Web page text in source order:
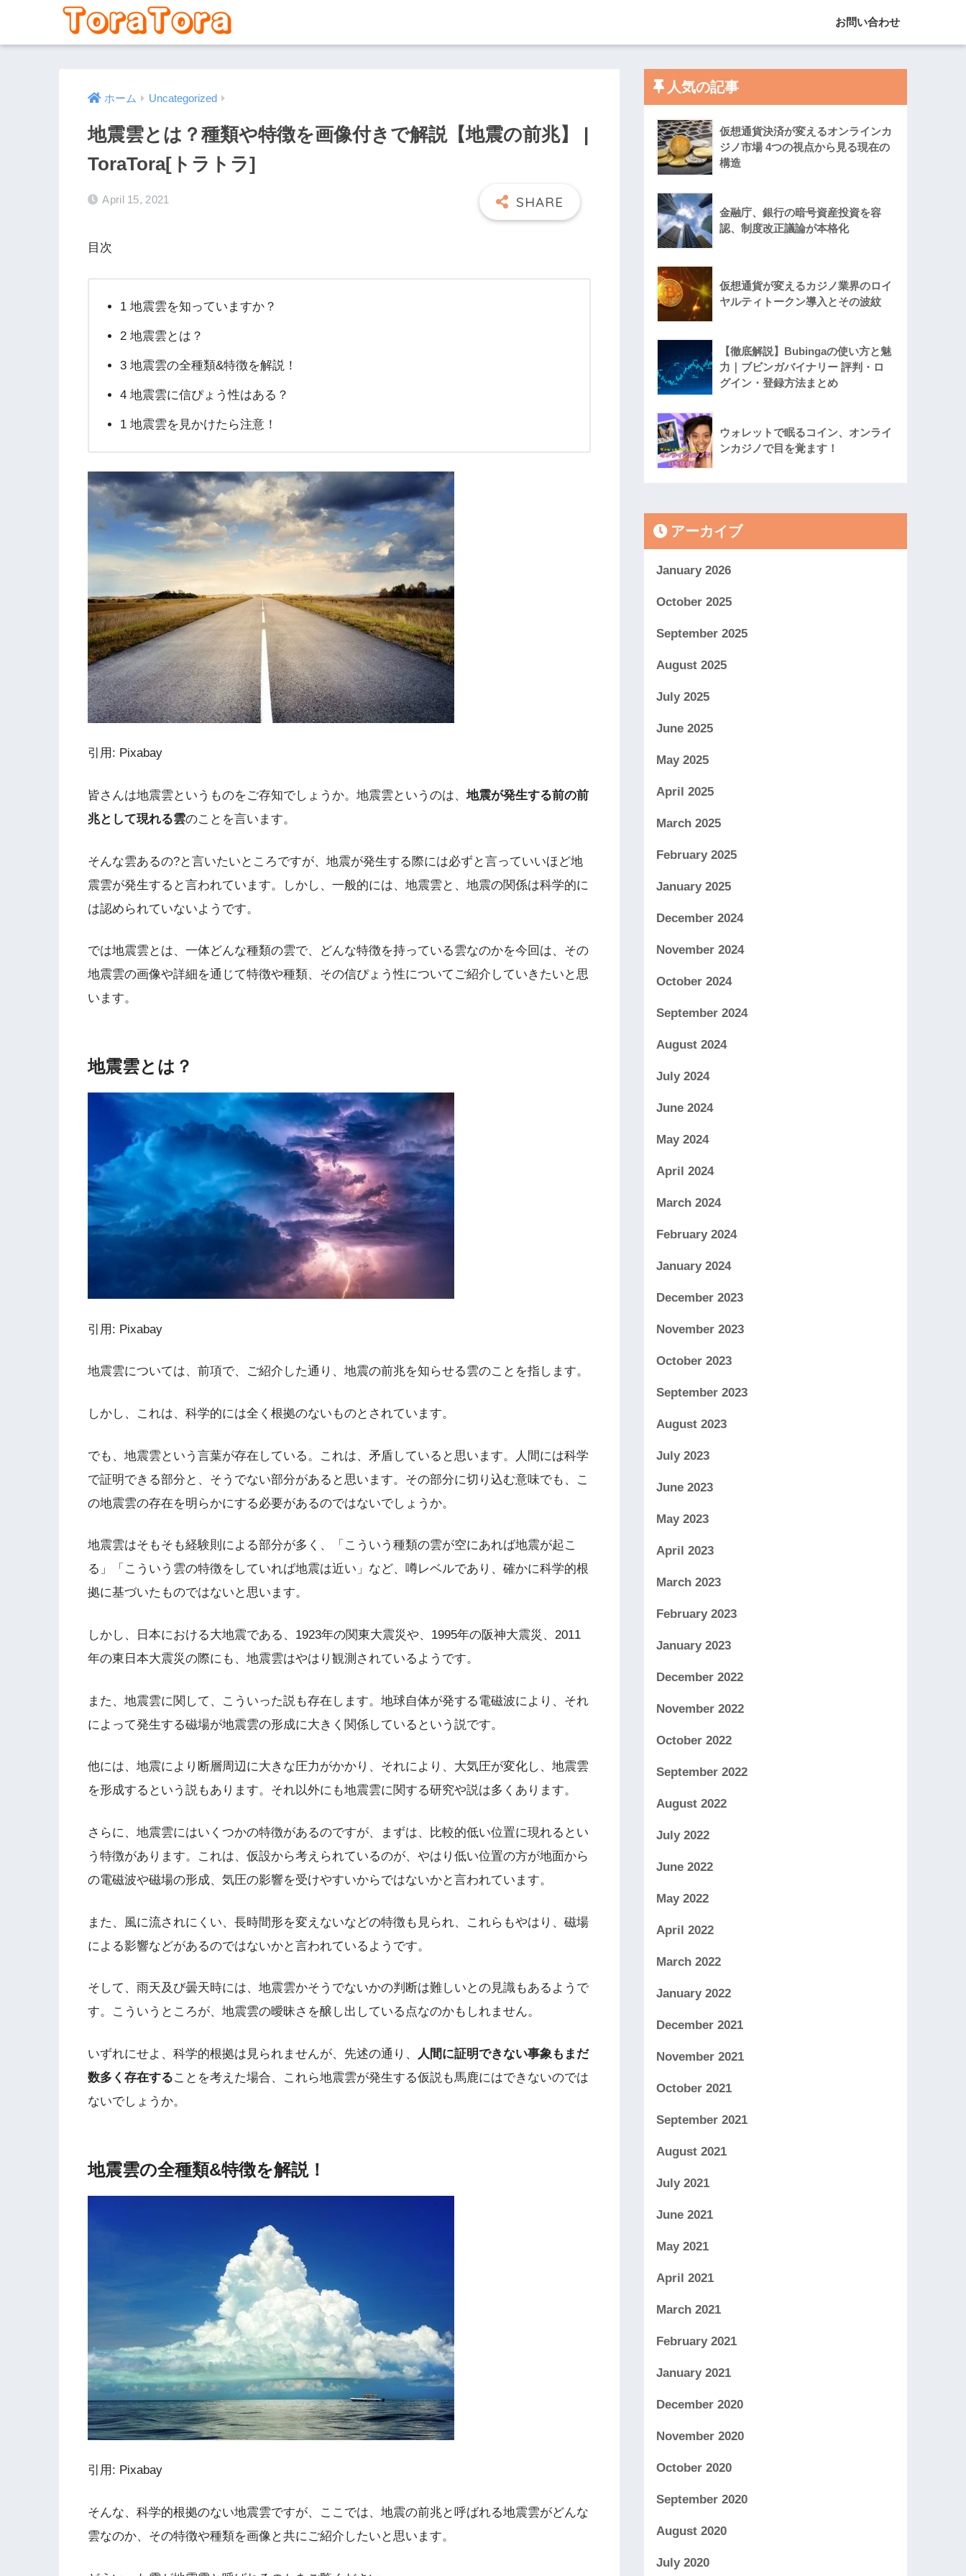
お問い合わせ
ホーム Uncategorized
地震雲とは？種類や特徴を画像付きで解説【地震の前兆】 |
ToraTora[トラトラ]
April 15, 2021
目次
1 地震雲を知っていますか？
2 地震雲とは？
3 地震雲の全種類&特徴を解説！
4 地震雲に信ぴょう性はある？
1 地震雲を見かけたら注意！
引用: Pixabay
皆さんは地震雲というものをご存知でしょうか。地震雲というのは、 地震が発生する前の前
兆として現れる雲のことを言います。
そんな雲あるの?と言いたいところですが、地震が発生する際には必ずと言っていいほど地
震雲が発生すると言われています。しかし、一般的には、地震雲と、地震の関係は科学的に
は認められていないようです。
では地震雲とは、一体どんな種類の雲で、どんな特徴を持っている雲なのかを今回は、その
地震雲の画像や詳細を通じて特徴や種類、その信ぴょう性についてご紹介していきたいと思
います。
地震雲とは？
引用: Pixabay
地震雲については、前項で、ご紹介した通り、地震の前兆を知らせる雲のことを指します。
しかし、これは、科学的には全く根拠のないものとされています。
でも、地震雲という言葉が存在している。これは、矛盾していると思います。人間には科学
で証明できる部分と、そうでない部分があると思います。その部分に切り込む意味でも、こ
の地震雲の存在を明らかにする必要があるのではないでしょうか。
地震雲はそもそも経験則による部分が多く、「こういう種類の雲が空にあれば地震が起こ
る」「こういう雲の特徴をしていれば地震は近い」など、噂レベルであり、確かに科学的根
拠に基づいたものではないと思います。
しかし、日本における大地震である、1923年の関東大震災や、1995年の阪神大震災、2011
年の東日本大震災の際にも、地震雲はやはり観測されているようです。
また、地震雲に関して、こういった説も存在します。地球自体が発する電磁波により、それ
によって発生する磁場が地震雲の形成に大きく関係しているという説です。
他には、地震により断層周辺に大きな圧力がかかり、それにより、大気圧が変化し、地震雲
を形成するという説もあります。それ以外にも地震雲に関する研究や説は多くあります。
さらに、地震雲にはいくつかの特徴があるのですが、まずは、比較的低い位置に現れるとい
う特徴があります。これは、仮設から考えられているのが、やはり低い位置の方が地面から
の電磁波や磁場の形成、気圧の影響を受けやすいからではないかと言われています。
また、風に流されにくい、長時間形を変えないなどの特徴も見られ、これらもやはり、磁場
による影響などがあるのではないかと言われているようです。
そして、雨天及び曇天時には、地震雲かそうでないかの判断は難しいとの見識もあるようで
す。こういうところが、地震雲の曖昧さを醸し出している点なのかもしれません。
いずれにせよ、科学的根拠は見られませんが、先述の通り、
人間に証明できない事象もまだ
数多く存在することを考えた場合、これら地震雲が発生する仮説も馬鹿にはできないのでは
ないでしょうか。
地震雲の全種類&特徴を解説！
引用: Pixabay
そんな、科学的根拠のない地震雲ですが、ここでは、地震の前兆と呼ばれる地震雲がどんな
雲なのか、その特徴や種類を画像と共にご紹介したいと思います。
人気の記事
仮想通貨決済が変えるオンラインカ
ジノ市場 4つの視点から見る現在の
構造
金融庁、銀行の暗号資産投資を容
認、制度改正議論が本格化
仮想通貨が変えるカジノ業界のロイ
ヤルティトークン導入とその波紋
【徹底解説】Bubingaの使い方と魅
力｜ブビンガバイナリー 評判・ロ
グイン・登録方法まとめ
ウォレットで眠るコイン、オンライ
ンカジノで目を覚ます！
アーカイブ
January 2026
October 2025
September 2025
August 2025
July 2025
June 2025
May 2025
April 2025
March 2025
February 2025
January 2025
December 2024
November 2024
October 2024
September 2024
August 2024
July 2024
June 2024
May 2024
April 2024
March 2024
February 2024
January 2024
December 2023
November 2023
October 2023
September 2023
August 2023
July 2023
June 2023
May 2023
April 2023
March 2023
February 2023
January 2023
December 2022
November 2022
October 2022
September 2022
August 2022
July 2022
June 2022
May 2022
April 2022
March 2022
January 2022
December 2021
November 2021
October 2021
September 2021
August 2021
July 2021
June 2021
May 2021
April 2021
March 2021
February 2021
January 2021
December 2020
November 2020
October 2020
September 2020
August 2020
July 2020